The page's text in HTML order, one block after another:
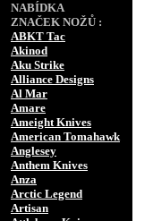
NABÍDKA
ZNAČEK NOŽŮ :
ABKT Tac
Akinod
Aku Strike
Alliance Designs
Al Mar
Amare
Ameight Knives
American Tomahawk
Anglesey
Anthem Knives
Anza
Arctic Legend
Artisan